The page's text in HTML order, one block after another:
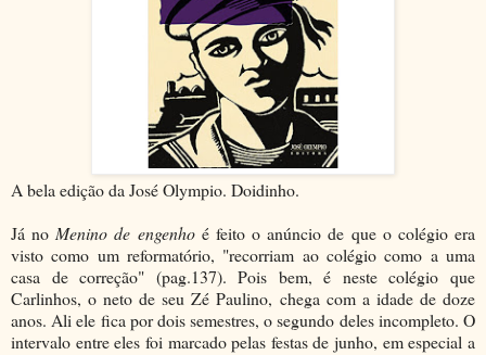
A bela edição da José Olympio. Doidinho.
Já no Menino de engenho é feito o anúncio de que o colégio era
visto como um reformatório, "recorriam ao colégio como a uma
casa de correção" (pag.137). Pois bem, é neste colégio que
Carlinhos, o neto de seu Zé Paulino, chega com a idade de doze
anos. Ali ele fica por dois semestres, o segundo deles incompleto. O
intervalo entre eles foi marcado pelas festas de junho, em especial a